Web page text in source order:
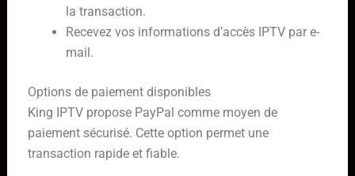
la transaction.
Recevez vos informations d’accès IPTV par e-
mail.
Options de paiement disponibles
King IPTV propose PayPal comme moyen de
paiement sécurisé. Cette option permet une
transaction rapide et fiable.